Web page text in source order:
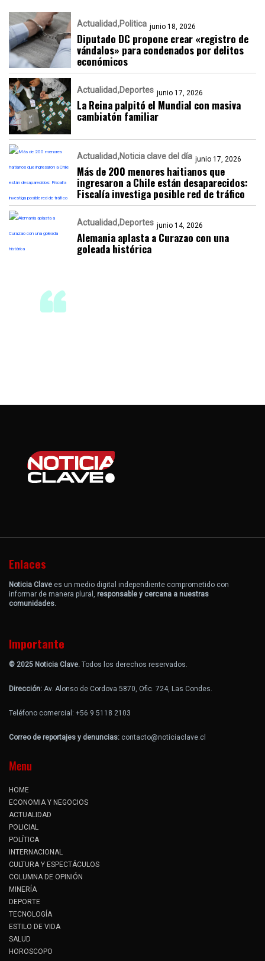
Actualidad Politica junio 18, 2026
Diputado DC propone crear «registro de
vándalos» para condenados por delitos
económicos
Actualidad Deportes junio 17, 2026
La Reina palpitó el Mundial con masiva
cambiatón familiar
Actualidad Noticia clave del día junio 17, 2026
Más de 200 menores haitianos que
ingresaron a Chile están desaparecidos:
Fiscalía investiga posible red de tráfico
Actualidad Deportes junio 14, 2026
Alemania aplasta a Curazao con una
goleada histórica
Enlaces
Noticia Clave es un medio digital independiente comprometido con
informar de manera plural, responsable y cercana a nuestras
comunidades.
Importante
© 2025 Noticia Clave. Todos los derechos reservados.
Dirección: Av. Alonso de Cordova 5870, Ofic. 724, Las Condes.
Teléfono comercial: +56 9 5118 2103
Correo de reportajes y denuncias: contacto@noticiaclave.cl
Menu
HOME
ECONOMIA Y NEGOCIOS
ACTUALIDAD
POLICIAL
POLÍTICA
INTERNACIONAL
CULTURA Y ESPECTÁCULOS
COLUMNA DE OPINIÓN
MINERÍA
DEPORTE
TECNOLOGÍA
ESTILO DE VIDA
SALUD
HOROSCOPO